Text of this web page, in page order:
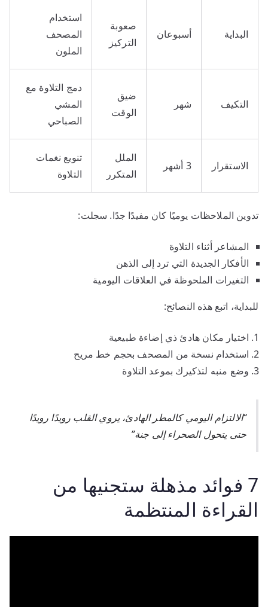
البداية أسبوعان
صعوبة
التركيز
استخدام
المصحف
الملون
التكيف شهر
ضيق
الوقت
دمج التلاوة مع
المشي
الصباحي
الاستقرار 3 أشهر
الملل
المتكرر
تنويع نغمات
التلاوة
تدوين الملاحظات يوميًا كان مفيدًا جدًا. سجلت:
المشاعر أثناء التلاوة
الأفكار الجديدة التي ترد إلى الذهن
التغيرات الملحوظة في العلاقات اليومية
للبداية، اتبع هذه النصائح:
اختيار مكان هادئ ذي إضاءة طبيعية
استخدام نسخة من المصحف بحجم خط مريح
وضع منبه لتذكيرك بموعد التلاوة
“الالتزام اليومي كالمطر الهادئ، يروي القلب رويدًا رويدًا
حتى يتحول الصحراء إلى جنة”
7 فوائد مذهلة ستجنيها من
القراءة المنتظمة